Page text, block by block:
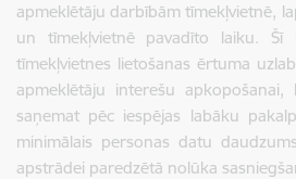
apmeklētāju darbībām tīmekļvietnē,
un tīmekļvietnē pavadīto laiku. Šī
tīmekļvietnes lietošanas ērtuma
apmeklētāju interešu
saņemat pēc iespējas labāku
minimālais personas datu
apstrādei paredzētā nolūka